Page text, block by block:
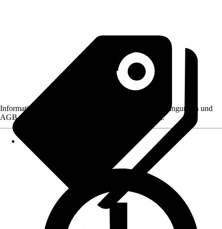
Informationen des Verkäufers, wie z. B. Rückgabebedingungen und
AGB, finden Sie bei Klick auf den Verkäufernamen.